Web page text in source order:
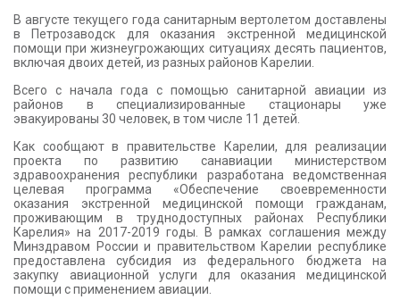
В августе текущего года санитарным вертолетом доставлены
в Петрозаводск для оказания экстренной медицинской
помощи при жизнеугрожающих ситуациях десять пациентов,
включая двоих детей, из разных районов Карелии.
Всего с начала года с помощью санитарной авиации из
районов в специализированные стационары уже
эвакуированы 30 человек, в том числе 11 детей.
Как сообщают в правительстве Карелии, для реализации
проекта по развитию санавиации министерством
здравоохранения республики разработана ведомственная
целевая программа «Обеспечение своевременности
оказания экстренной медицинской помощи гражданам,
проживающим в труднодоступных районах Республики
Карелия» на 2017-2019 годы. В рамках соглашения между
Минздравом России и правительством Карелии республике
предоставлена субсидия из федерального бюджета на
закупку авиационной услуги для оказания медицинской
помощи с применением авиации.